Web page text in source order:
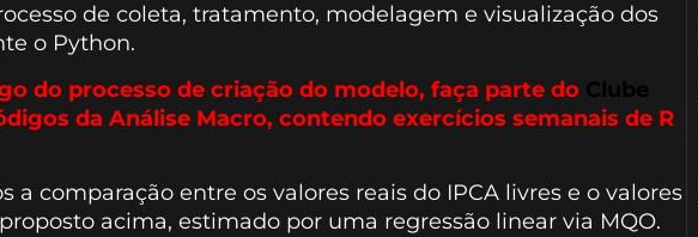
de coleta, tratamento, modelagem e visualização dos
o Python.
do processo de criação do modelo, faça parte do Clube
da Análise Macro, contendo exercícios semanais de R
a comparação entre os valores reais do IPCA livres e o valores
acima, estimado por uma regressão linear via MQO.